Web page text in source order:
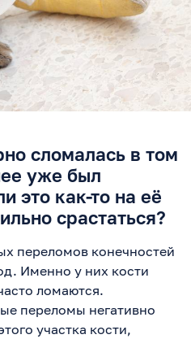
сломалась в том
уже был
это как-то на её
срастаться?
переломов конечностей
Именно у них кости
ломаются.
переломы негативно
участка кости,